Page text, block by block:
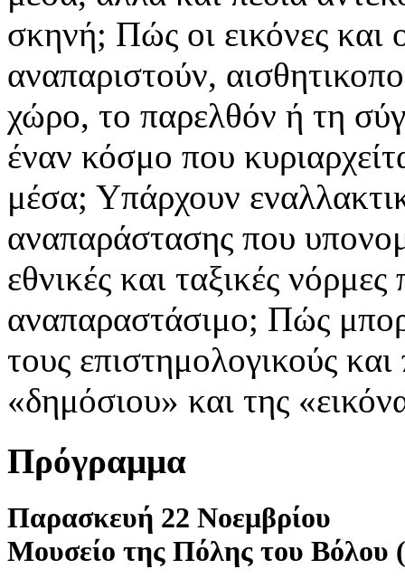
σκηνή; Πώς οι εικόνες και
αναπαριστούν,
χώρο, το παρελθόν ή τη
έναν κόσμο που
μέσα; Υπάρχουν
αναπαράστασης που
εθνικές και ταξικές
αναπαραστάσιμο; Πώς
τους επιστημολογικούς
«δημόσιου» και της
Πρόγραμμα
Παρασκευή 22 Νοεμβρίου
Μουσείο της Πόλης του Βόλου